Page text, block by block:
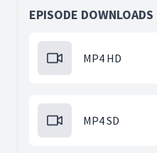
EPISODE DOWNLOADS
MP4 HD
MP4 SD